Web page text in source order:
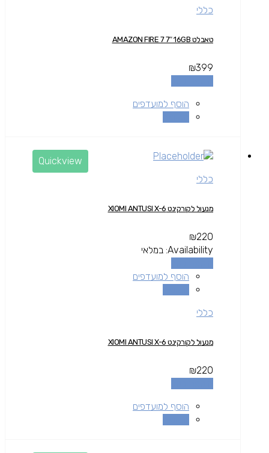
כללי
טאבלט AMAZON FIRE 7 7″ 16GB
₪399
הוסף למועדפים
Quickview
כללי
מנעול לקורקינט XIOMI ANTUSI X-6
₪220
Availability: במלאי
הוסף למועדפים
כללי
מנעול לקורקינט XIOMI ANTUSI X-6
₪220
הוסף למועדפים